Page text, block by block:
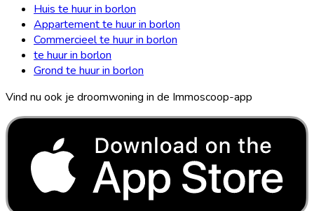
Huis te huur in borlon
Appartement te huur in borlon
Commercieel te huur in borlon
te huur in borlon
Grond te huur in borlon
Vind nu ook je droomwoning in de Immoscoop-app